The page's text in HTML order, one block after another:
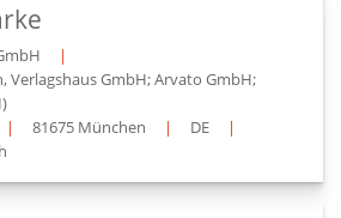
|
Verlagshaus GmbH; Arvato GmbH;
| 81675 München | DE
|